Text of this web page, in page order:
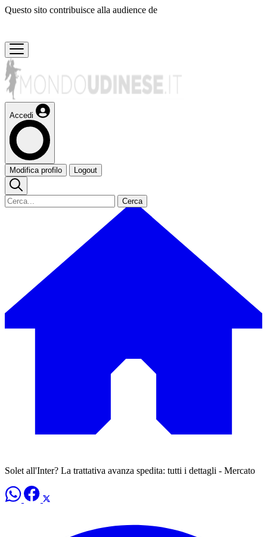
Questo sito contribuisce alla audience de
Accedi
Modifica profilo Logout
Cerca
Solet all'Inter? La trattativa avanza spedita: tutti i dettagli - Mercato